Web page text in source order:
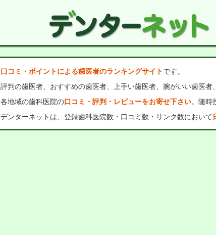
口コミ・ポイントによる歯医者のランキングサイトです。
評判の歯医者、おすすめの歯医者、上手い歯医者、腕がいい歯医
各地域の歯科医院の口コミ・評判・レビューをお寄せ下さい。随時
デンターネットは、登録歯科医院数・口コミ数・リンク数において